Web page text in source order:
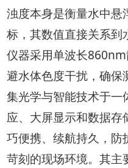
浊度本身是衡量水中悬
标，其数值直接关系到
仪器采用单波长
避水体色度干扰，确保
集光学与智能技术于一
应、大屏显示和数据
巧便携、续航持久，防
苛刻的现场环境。其主